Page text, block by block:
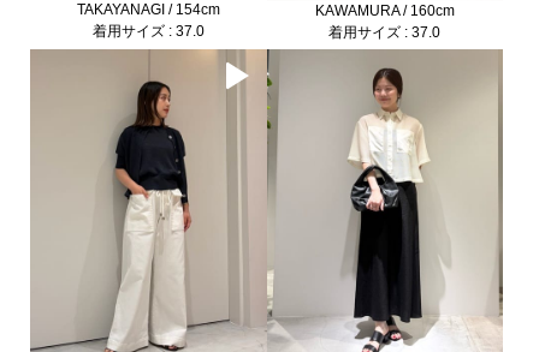
TAKAYANAGI / 154cm
着用サイズ : 37.0
KAWAMURA / 160cm
着用サイズ : 37.0